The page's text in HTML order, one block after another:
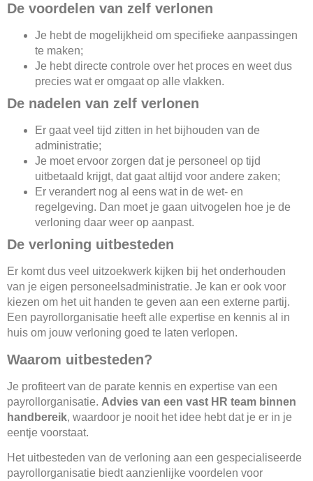
De voordelen van zelf verlonen
Je hebt de mogelijkheid om specifieke aanpassingen
te maken;
Je hebt directe controle over het proces en weet dus
precies wat er omgaat op alle vlakken.
De nadelen van zelf verlonen
Er gaat veel tijd zitten in het bijhouden van de
administratie;
Je moet ervoor zorgen dat je personeel op tijd
uitbetaald krijgt, dat gaat altijd voor andere zaken;
Er verandert nog al eens wat in de wet- en
regelgeving. Dan moet je gaan uitvogelen hoe je de
verloning daar weer op aanpast.
De verloning uitbesteden
Er komt dus veel uitzoekwerk kijken bij het onderhouden
van je eigen personeelsadministratie. Je kan er ook voor
kiezen om het uit handen te geven aan een externe partij.
Een payrollorganisatie heeft alle expertise en kennis al in
huis om jouw verloning goed te laten verlopen.
Waarom uitbesteden?
Je profiteert van de parate kennis en expertise van een
payrollorganisatie. Advies van een vast HR team binnen
handbereik, waardoor je nooit het idee hebt dat je er in je
eentje voorstaat.
Het uitbesteden van de verloning aan een gespecialiseerde
payrollorganisatie biedt aanzienlijke voordelen voor